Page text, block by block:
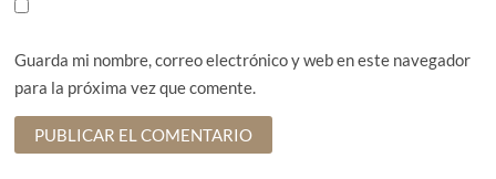
Guarda mi nombre, correo electrónico y web en este navegador
para la próxima vez que comente.